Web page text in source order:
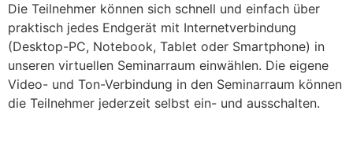
Die Teilnehmer können sich schnell und einfach über
praktisch jedes Endgerät mit Internetverbindung
(Desktop-PC, Notebook, Tablet oder Smartphone) in
unseren virtuellen Seminarraum einwählen. Die eigene
Video- und Ton-Verbindung in den Seminarraum können
die Teilnehmer jederzeit selbst ein- und ausschalten.